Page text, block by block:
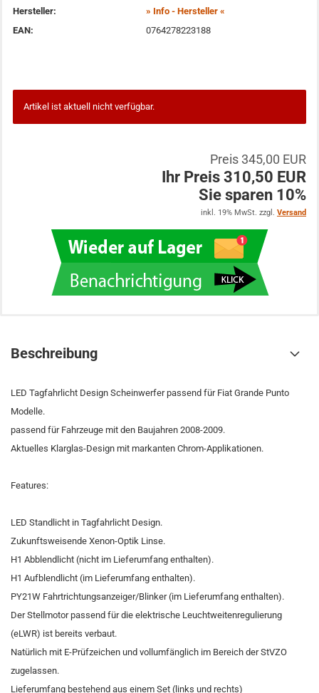
Hersteller:
» Info - Hersteller «
EAN:
0764278223188
Artikel ist aktuell nicht verfügbar.
Preis 345,00 EUR
Ihr Preis 310,50 EUR
Sie sparen 10%
inkl. 19% MwSt. zzgl. Versand
Beschreibung
LED Tagfahrlicht Design Scheinwerfer passend für Fiat Grande Punto
Modelle.
passend für Fahrzeuge mit den Baujahren 2008-2009.
Aktuelles Klarglas-Design mit markanten Chrom-Applikationen.
Features:
LED Standlicht in Tagfahrlicht Design.
Zukunftsweisende Xenon-Optik Linse.
H1 Abblendlicht (nicht im Lieferumfang enthalten).
H1 Aufblendlicht (im Lieferumfang enthalten).
PY21W Fahrtrichtungsanzeiger/Blinker (im Lieferumfang enthalten).
Der Stellmotor passend für die elektrische Leuchtweitenregulierung
(eLWR) ist bereits verbaut.
Natürlich mit E-Prüfzeichen und vollumfänglich im Bereich der StVZO
zugelassen.
Lieferumfang bestehend aus einem Set (links und rechts)